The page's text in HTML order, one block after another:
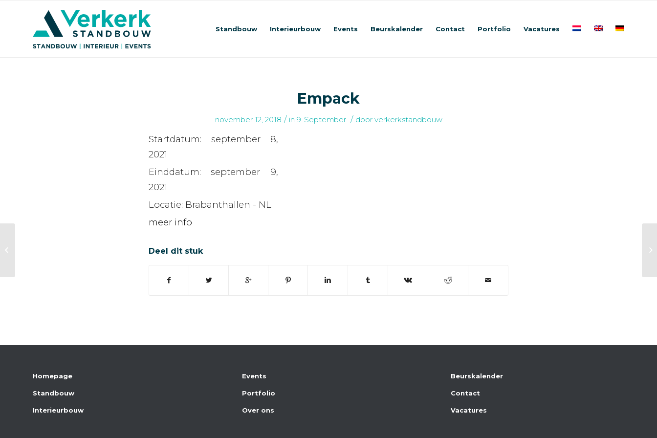
Standbouw Interieurbouw Events Beurskalender Contact Portfolio Vacatures
Empack
november 12, 2018 / in 9-September / door verkerkstandbouw
Startdatum: september 8,
2021
Einddatum:september 9,
2021
Locatie: Brabanthallen - NL
meer info
Deel dit stuk
Homepage
Standbouw
Interieurbouw
Events
Portfolio
Over ons
Beurskalender
Contact
Vacatures